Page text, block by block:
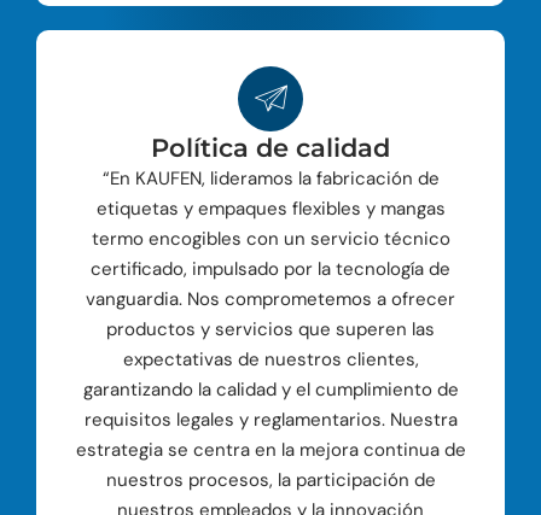
Política de calidad
“En KAUFEN, lideramos la fabricación de
etiquetas y empaques flexibles y mangas
termo encogibles con un servicio técnico
certificado, impulsado por la tecnología de
vanguardia. Nos comprometemos a ofrecer
productos y servicios que superen las
expectativas de nuestros clientes,
garantizando la calidad y el cumplimiento de
requisitos legales y reglamentarios. Nuestra
estrategia se centra en la mejora continua de
nuestros procesos, la participación de
nuestros empleados y la innovación